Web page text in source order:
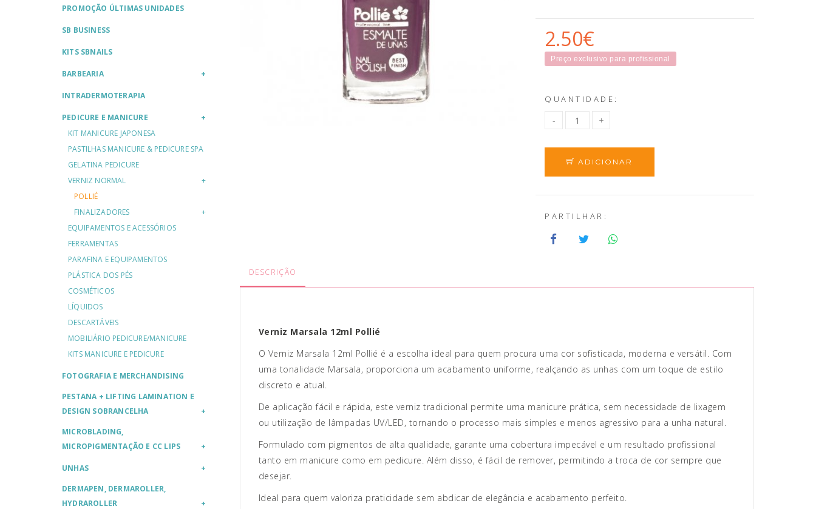
PROMOÇÃO ÚLTIMAS UNIDADES
SB BUSINESS
KITS SBNAILS
BARBEARIA
INTRADERMOTERAPIA
PEDICURE E MANICURE
KIT MANICURE JAPONESA
PASTILHAS MANICURE & PEDICURE SPA
GELATINA PEDICURE
VERNIZ NORMAL
POLLIÉ
FINALIZADORES
EQUIPAMENTOS E ACESSÓRIOS
FERRAMENTAS
PARAFINA E EQUIPAMENTOS
PLÁSTICA DOS PÉS
COSMÉTICOS
LÍQUIDOS
DESCARTÁVEIS
MOBILIÁRIO PEDICURE/MANICURE
KITS MANICURE E PEDICURE
FOTOGRAFIA E MERCHANDISING
PESTANA + LIFTING LAMINATION E
DESIGN SOBRANCELHA
MICROBLADING,
MICROPIGMENTAÇÃO E CC LIPS
UNHAS
DERMAPEN, DERMAROLLER,
HYDRAROLLER
2.50€
Preço exclusivo para profissional
QUANTIDADE:
ADICIONAR
PARTILHAR:
DESCRIÇÃO
Verniz Marsala 12ml Pollié
O Verniz Marsala 12ml Pollié é a escolha ideal para quem procura uma cor sofisticada, moderna e versátil. Com
uma tonalidade Marsala, proporciona um acabamento uniforme, realçando as unhas com um toque de estilo
discreto e atual.
De aplicação fácil e rápida, este verniz tradicional permite uma manicure prática, sem necessidade de lixagem
ou utilização de lâmpadas UV/LED, tornando o processo mais simples e menos agressivo para a unha natural.
Formulado com pigmentos de alta qualidade, garante uma cobertura impecável e um resultado profissional
tanto em manicure como em pedicure. Além disso, é fácil de remover, permitindo a troca de cor sempre que
desejar.
Ideal para quem valoriza praticidade sem abdicar de elegância e acabamento perfeito.